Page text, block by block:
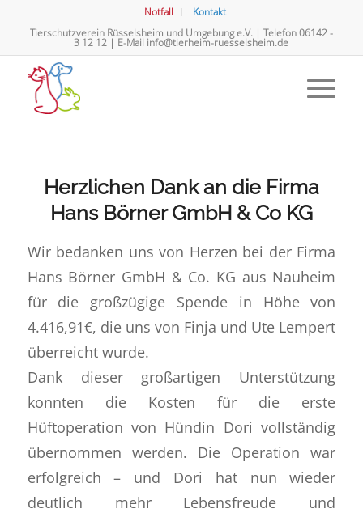
Notfall
Kontakt
Tierschutzverein Rüsselsheim und Umgebung e.V. | Telefon06142 -
3 12 12 | E-Mail info@tierheim-ruesselsheim.de
Herzlichen Dank an die Firma
Hans Börner GmbH & Co KG
Wir bedanken uns von Herzen bei der Firma
Hans Börner GmbH & Co. KG aus Nauheim
für die großzügige Spende in Höhe von
4.416,91€, die uns von Finja und Ute Lempert
überreicht wurde.
Dank dieser großartigen Unterstützung
konnten die Kosten für die erste
Hüftoperation von Hündin Dori vollständig
übernommen werden. Die Operation war
erfolgreich – und Dori hat nun wieder
deutlich mehr Lebensfreude und